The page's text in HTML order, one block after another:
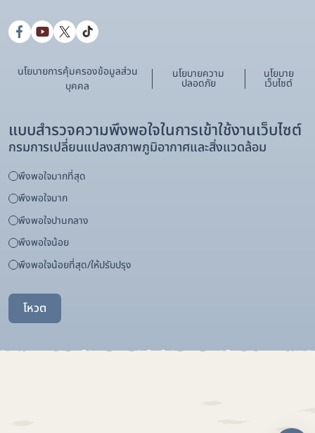
นโยบายการคุ้มครองข้อมูลส่วน
บุคคล
นโยบายความ
ปลอดภัย
นโยบาย
เว็บไซต์
แบบสำรวจความพึงพอใจในการเข้าใช้งานเว็บไซต์
กรมการเปลี่ยนแปลงสภาพภูมิอากาศและสิ่งแวดล้อม
พึงพอใจมากที่สุด
พึงพอใจมาก
พึงพอใจปานกลาง
พึงพอใจน้อย
พึงพอใจน้อยที่สุด/ให้ปรับปรุง
โหวต